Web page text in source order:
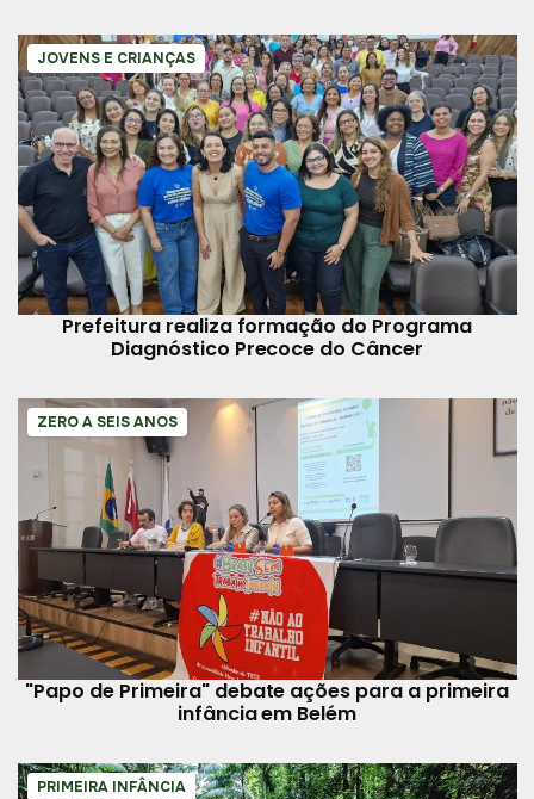
JOVENS E CRIANÇAS
Prefeitura realiza formação do Programa
Diagnóstico Precoce do Câncer
ZERO A SEIS ANOS
"Papo de Primeira" debate ações para a primeira
infância em Belém
PRIMEIRA INFÂNCIA